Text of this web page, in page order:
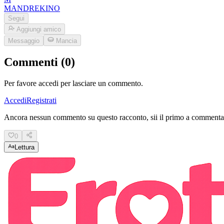
MANDREKINO
Segui
Aggiungi amico
Messaggio
Mancia
Commenti (0)
Per favore accedi per lasciare un commento.
AccediRegistrati
Ancora nessun commento su questo racconto, sii il primo a
0
Lettura